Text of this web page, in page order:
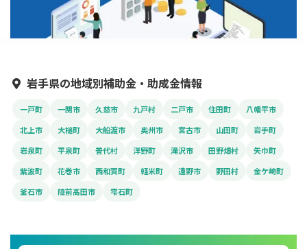
岩手県の地域別補助金・助成金情報
一戸町 一関市 久慈市 九戸村 二戸市 住田町
八幡平市
北上市
大槌町 大船渡市 奥州市 宮古市 山田町
岩手町
岩泉町
平泉町 普代村 洋野町 滝沢市 田野畑村
矢巾町
紫波町
花巻市 西和賀町 軽米町 遠野市 野田村
金ケ崎町
釜石市
陸前高田市 雫石町